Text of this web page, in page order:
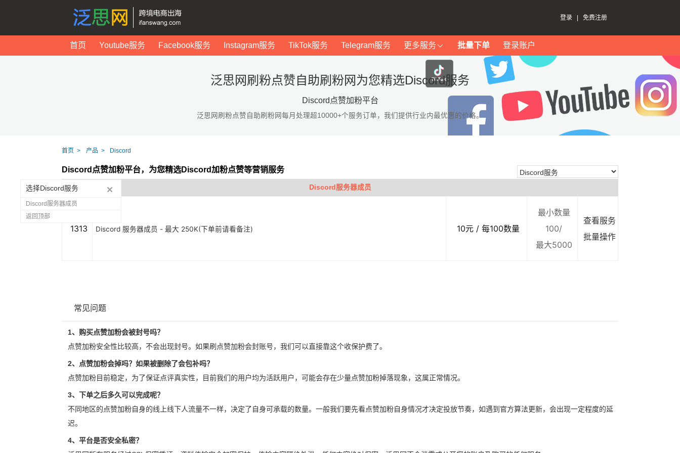
登录 免费注册
首页 Youtube服务 Facebook服务 Instagram服务 TikTok服务 Telegram服务 更多服务 批量下单 登录账户
泛思网刷粉点赞自助刷粉网为您精选Discord服务
Discord点赞加粉平台
泛思网刷粉点赞自助刷粉网每月处理超10000+个服务订单，我们提供行业内最优惠的价格。
首页 产品 Discord
Discord点赞加粉平台，为您精选Discord加粉点赞等营销服务
Discord服务器成员
1313 Discord 服务器成员 - 最大 250K(下单前请看备注) 10元 / 每100数量
最小数量
100/
最大5000
查看服务
批量操作
常见问题
1、购买点赞加粉会被封号吗？
点赞加粉安全性比较高，不会出现封号。如果刷点赞加粉会封账号，我们可以直接靠这个收保护费了。
2、点赞加粉会掉吗？如果被删除了会包补吗？
点赞加粉目前稳定，为了保证点评真实性，目前我们的用户均为活跃用户，可能会存在少量点赞加粉掉落现象，这属正常情况。
3、下单之后多久可以完成呢？
不同地区的点赞加粉自身的线上线下人流量不一样，决定了自身可承载的数量。一般我们要先看点赞加粉自身情况才决定投放节奏，如遇到官方算法更新，会出现一定程度的延
迟。
4、平台是否安全私密？
选择Discord服务
Discord服务器成员
返回顶部